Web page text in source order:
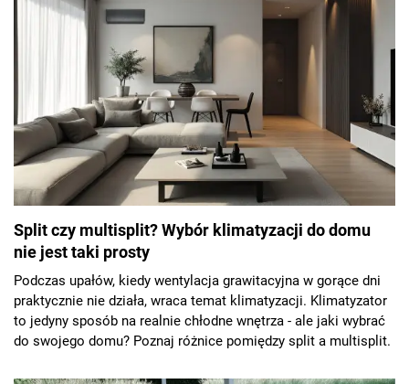
Split czy multisplit? Wybór klimatyzacji do domu
nie jest taki prosty
Podczas upałów, kiedy wentylacja grawitacyjna w gorące dni
praktycznie nie działa, wraca temat klimatyzacji. Klimatyzator
to jedyny sposób na realnie chłodne wnętrza - ale jaki wybrać
do swojego domu? Poznaj różnice pomiędzy split a multisplit.